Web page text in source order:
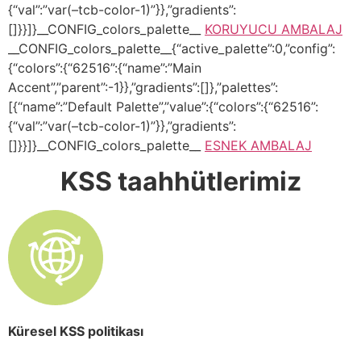
{“val”:”var(–tcb-color-1)”}},”gradients”:
[]}}]}__CONFIG_colors_palette__ KORUYUCU AMBALAJ
__CONFIG_colors_palette__{“active_palette”:0,”config”:
{“colors”:{“62516”:{“name”:”Main
Accent”,”parent”:-1}},”gradients”:[]},”palettes”:
[{“name”:”Default Palette”,”value”:{“colors”:{“62516”:
{“val”:”var(–tcb-color-1)”}},”gradients”:
[]}}]}__CONFIG_colors_palette__ ESNEK AMBALAJ
KSS taahhütlerimiz
Küresel KSS politikası